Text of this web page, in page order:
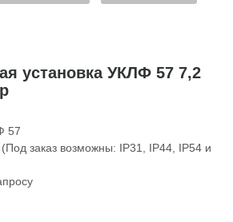
установка УКЛФ 57 7,2
57
заказ возможны: IP31, IP44, IP54 и